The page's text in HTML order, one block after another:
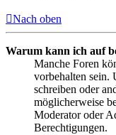
Nach oben
Warum kann ich auf
Manche Foren
vorbehalten sein.
schreiben oder
möglicherweise
Moderator oder
Berechtigungen.